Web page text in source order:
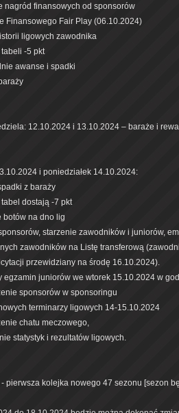
nagród finansowych od sponsorów
Finansowego Fair Play (06.10.2024)
ligowych zawodnika
tabeli -5 pkt
awanse i spadki
12.10.2024 i 13.10.2024 – baraże i
i poniedziałek 14.10.2024:
z baraży
tabel dostają -7 pkt
botów na dno lig
starzenie zawodników i juniorów,
zawodników na Listę transferową
przewidziany na środę 16.10.2024).
egzamin juniorów we wtorek 15.10.2024 w
sponsorów w sponsoringu
terminarzy ligowych 14-15.10.2024
chatu meczowego,
statystyk i rezultatów ligowych.
pierwsza kolejka nowego 47 sezonu [sezon